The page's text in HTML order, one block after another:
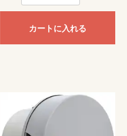
カートに入れる